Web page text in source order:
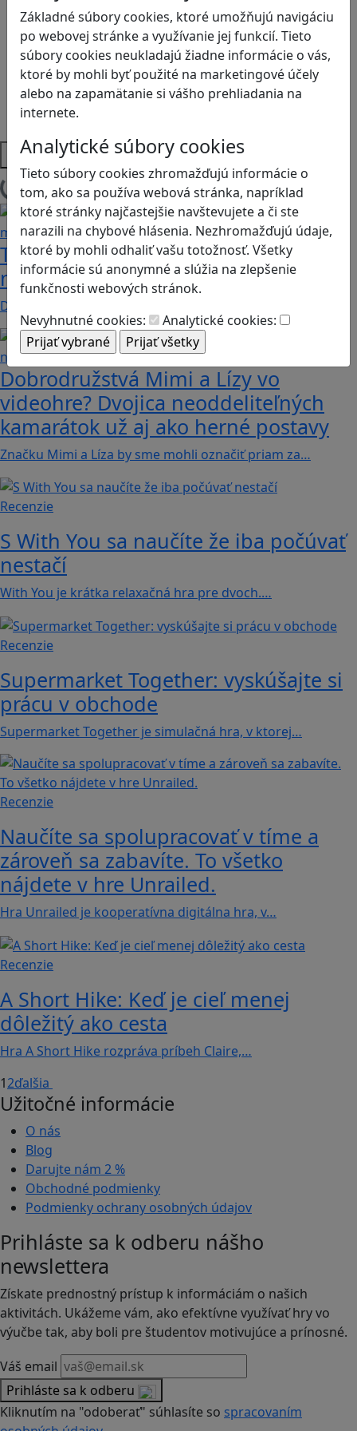
Základné súbory cookies, ktoré umožňujú navigáciu
po webovej stránke a využívanie jej funkcií. Tieto
súbory cookies neukladajú žiadne informácie o vás,
ktoré by mohli byť použité na marketingové účely
alebo na zapamätanie si vášho prehliadania na
internete.
Analytické súbory cookies
Tieto súbory cookies zhromažďujú informácie o
tom, ako sa používa webová stránka, napríklad
ktoré stránky najčastejšie navštevujete a či ste
narazili na chybové hlásenia. Nezhromažďujú údaje,
ktoré by mohli odhaliť vašu totožnosť. Všetky
informácie sú anonymné a slúžia na zlepšenie
funkčnosti webových stránok.
Nevyhnutné cookies:
Analytické cookies:
Logické myslenie
Ľudské práva a tolerancia
Motorika a koncentrácia
Programovanie/Technika
Sociálne zručnosti a kooperácia
Strategické myslenie
Zdravie a pohyb
Platformy
Načítam blogy
Tick Tock: A Tale for Tw‪o je hra s
netradičnou mechanikou spolupráce
Dvaja hráči simultánne lúštia bizarné logické…
Dobrodružstvá Mimi a Lízy vo
videohre? Dvojica neoddeliteľných
kamarátok už aj ako herné postavy
Značku Mimi a Líza by sme mohli označiť priam za…
Recenzie
S With You sa naučíte že iba počúvať
nestačí
With You je krátka relaxačná hra pre dvoch.…
Recenzie
Supermarket Together: vyskúšajte si
prácu v obchode
Supermarket Together je simulačná hra, v ktorej…
Recenzie
Naučíte sa spolupracovať v tíme a
zároveň sa zabavíte. To všetko
nájdete v hre Unrailed.
Hra Unrailed je kooperatívna digitálna hra, v…
Recenzie
A Short Hike: Keď je cieľ menej
dôležitý ako cesta
Hra A Short Hike rozpráva príbeh Claire,…
12ďalšia
Užitočné informácie
O nás
Blog
Darujte nám 2 %
Obchodné podmienky
Podmienky ochrany osobných údajov
Prihláste sa k odberu nášho
newslettera
Získate prednostný prístup k informáciám o našich
aktivitách. Ukážeme vám, ako efektívne využívať hry vo
výučbe tak, aby boli pre študentov motivujúce a prínosné.
Váš email
Prihláste sa k odberu
Kliknutím na "odoberať" súhlasíte so spracovaním